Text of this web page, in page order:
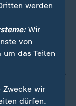
werden
Wir
von
das Teilen
Zwecke wir
dürfen.